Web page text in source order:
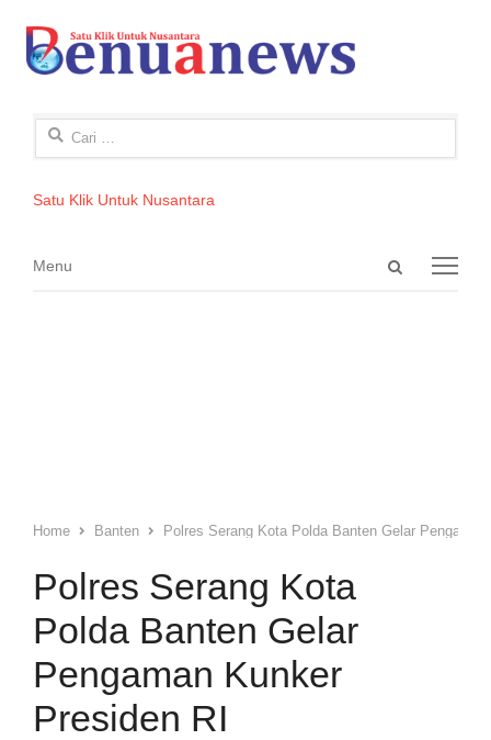
Cari
Satu Klik Untuk Nusantara
Open
Menu
Menu
Home Banten Polres Serang Kota Polda Banten Gelar
Polres Serang Kota
Polda Banten Gelar
Pengaman Kunker
Presiden RI